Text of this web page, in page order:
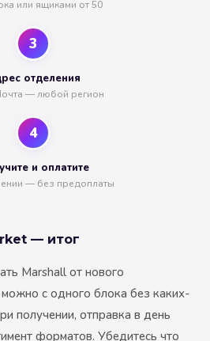
или ящиками от 50
3
отделения
— любой регион
4
и оплатите
— без предоплаты
— итог
Marshall от нового
с одного блока без каких-
получении, отправка в день
форматов. Убедитесь что